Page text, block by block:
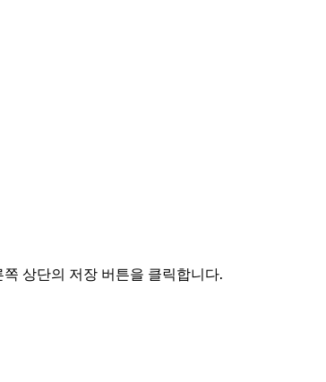
상단의 저장 버튼을 클릭합니다.